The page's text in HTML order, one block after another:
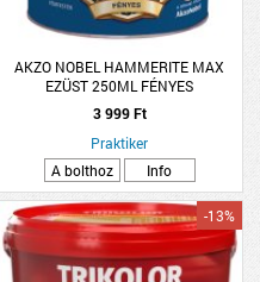
AKZO NOBEL HAMMERITE MAX
EZÜST 250ML FÉNYES
3 999 Ft
Praktiker
A bolthoz
Info
-13%